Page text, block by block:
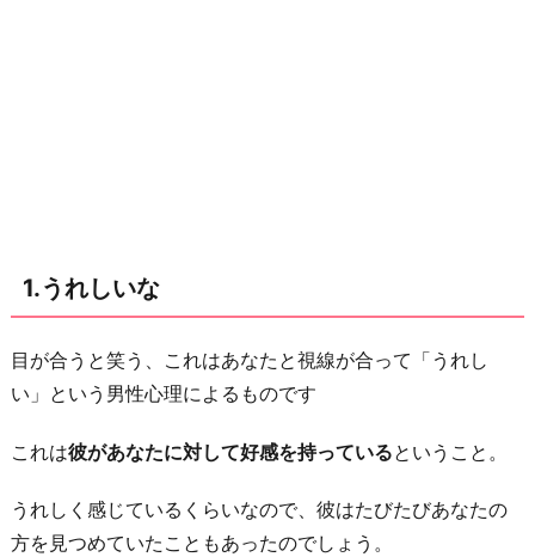
思
れ
た
な
4.
こ
1.うれしいな
目が合うと笑う、これはあなたと視線が合って「うれし
い」という男性心理によるものです
これは彼があなたに対して好感を持っているということ。
うれしく感じているくらいなので、彼はたびたびあなたの
方を見つめていたこともあったのでしょう。